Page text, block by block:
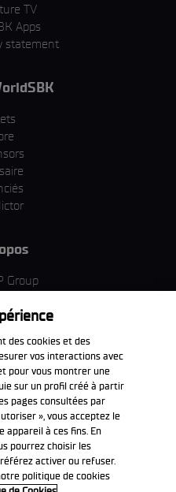
TV
Apps
statement
Group
d'utilisation
d’achat
officiell
des cookies et des
vos interactions avec
pour vous montrer une
sur un profil créé à partir
pages consultées par
», vous acceptez le
appareil à ces fins. En
pourrez choisir les
activer ou refuser.
politique de cookies